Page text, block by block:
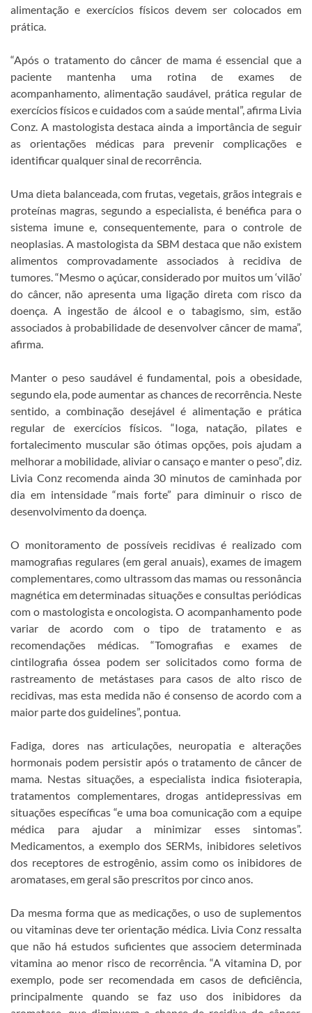
alimentação e exercícios físicos devem ser colocados em
prática.
“Após o tratamento do câncer de mama é essencial que a
paciente mantenha uma rotina de exames de
acompanhamento, alimentação saudável, prática regular de
exercícios físicos e cuidados com a saúde mental”, afirma Livia
Conz. A mastologista destaca ainda a importância de seguir
as orientações médicas para prevenir complicações e
identificar qualquer sinal de recorrência.
Uma dieta balanceada, com frutas, vegetais, grãos integrais e
proteínas magras, segundo a especialista, é benéfica para o
sistema imune e, consequentemente, para o controle de
neoplasias. A mastologista da SBM destaca que não existem
alimentos comprovadamente associados à recidiva de
tumores. “Mesmo o açúcar, considerado por muitos um ‘vilão’
do câncer, não apresenta uma ligação direta com risco da
doença. A ingestão de álcool e o tabagismo, sim, estão
associados à probabilidade de desenvolver câncer de mama”,
afirma.
Manter o peso saudável é fundamental, pois a obesidade,
segundo ela, pode aumentar as chances de recorrência. Neste
sentido, a combinação desejável é alimentação e prática
regular de exercícios físicos. “Ioga, natação, pilates e
fortalecimento muscular são ótimas opções, pois ajudam a
melhorar a mobilidade, aliviar o cansaço e manter o peso”, diz.
Livia Conz recomenda ainda 30 minutos de caminhada por
dia em intensidade “mais forte” para diminuir o risco de
desenvolvimento da doença.
O monitoramento de possíveis recidivas é realizado com
mamografias regulares (em geral anuais), exames de imagem
complementares, como ultrassom das mamas ou ressonância
magnética em determinadas situações e consultas periódicas
com o mastologista e oncologista. O acompanhamento pode
variar de acordo com o tipo de tratamento e as
recomendações médicas. “Tomografias e exames de
cintilografia óssea podem ser solicitados como forma de
rastreamento de metástases para casos de alto risco de
recidivas, mas esta medida não é consenso de acordo com a
maior parte dos guidelines”, pontua.
Fadiga, dores nas articulações, neuropatia e alterações
hormonais podem persistir após o tratamento de câncer de
mama. Nestas situações, a especialista indica fisioterapia,
tratamentos complementares, drogas antidepressivas em
situações específicas “e uma boa comunicação com a equipe
médica para ajudar a minimizar esses sintomas”.
Medicamentos, a exemplo dos SERMs, inibidores seletivos
dos receptores de estrogênio, assim como os inibidores de
aromatases, em geral são prescritos por cinco anos.
Da mesma forma que as medicações, o uso de suplementos
ou vitaminas deve ter orientação médica. Livia Conz ressalta
que não há estudos suficientes que associem determinada
vitamina ao menor risco de recorrência. “A vitamina D, por
exemplo, pode ser recomendada em casos de deficiência,
principalmente quando se faz uso dos inibidores da